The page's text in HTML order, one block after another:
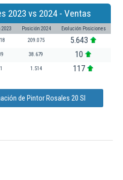
2023 vs 2024 - Ventas
2023 Posición 2024 Evolución Posiciones
209.075 5.643
38.679 10
1.514 117
de Pintor Rosales 20 Sl